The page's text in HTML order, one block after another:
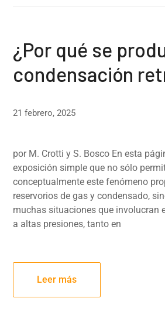
¿Por qué se
condensación
21 febrero, 2025
por M. Crotti y S. Bosco En esta
exposición simple que no sólo
conceptualmente este fenómeno
reservorios de gas y condensado,
muchas situaciones que involucran
a altas presiones, tanto en
Leer más